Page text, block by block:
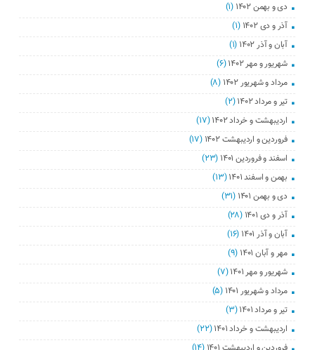
دی و بهمن ۱۴۰۲
(۱)
آذر و دی ۱۴۰۲
(۱)
آبان و آذر ۱۴۰۲
(۱)
شهریور و مهر ۱۴۰۲
(۶)
مرداد و شهریور ۱۴۰۲
(۸)
تیر و مرداد ۱۴۰۲
(۲)
اردیبهشت و خرداد ۱۴۰۲
(۱۷)
فروردین و اردیبهشت ۱۴۰۲
(۱۷)
اسفند و فروردین ۱۴۰۱
(۲۳)
بهمن و اسفند ۱۴۰۱
(۱۳)
دی و بهمن ۱۴۰۱
(۳۱)
آذر و دی ۱۴۰۱
(۲۸)
آبان و آذر ۱۴۰۱
(۱۶)
مهر و آبان ۱۴۰۱
(۹)
شهریور و مهر ۱۴۰۱
(۷)
مرداد و شهریور ۱۴۰۱
(۵)
تیر و مرداد ۱۴۰۱
(۳)
اردیبهشت و خرداد ۱۴۰۱
(۲۲)